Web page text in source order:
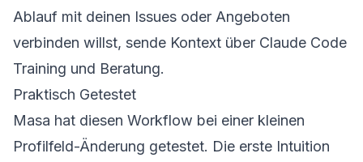
Ablauf mit deinen Issues oder Angeboten
verbinden willst, sende Kontext über Claude Code
Training und Beratung.
Praktisch Getestet
Masa hat diesen Workflow bei einer kleinen
Profilfeld-Änderung getestet. Die erste Intuition